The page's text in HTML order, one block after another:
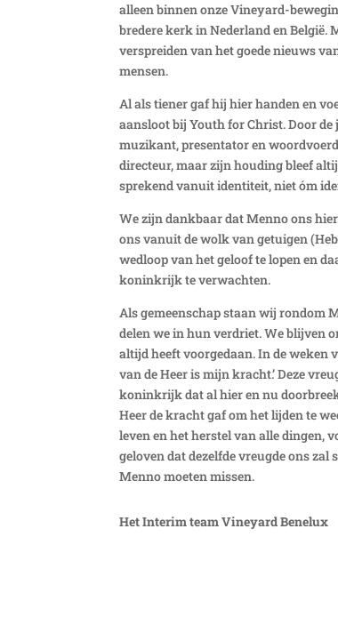
alleen binnen onze Vineyard-
bredere kerkin Nederlanden België.
verspreiden van het goede nieuws
mensen.
Al als tiener gaf hij hier handen en
aansloot bij Youth for Christ. Door
muzikant,presentatoren
directeur, maar zijn houding bleef
sprekend vanuitidentiteit, niet óm
We zijn dankbaar dat Menno ons
ons vanuit de wolk van getuigen
wedloop van het geloof te lopen en
koninkrijk te verwachten.
Als gemeenschap staan wij rondom
delen we in hun verdriet. We blijven
altijd heeft voorgedaan. In de weken
van de Heer is mijn kracht.’ Deze
koninkrijk dat al hier en nu
Heer de kracht gaf om het lijden te
leven enhet herstel van alle dingen,
geloven dat dezelfde vreugde ons
Menno moeten missen.
Het Interim teamVineyard Benelux